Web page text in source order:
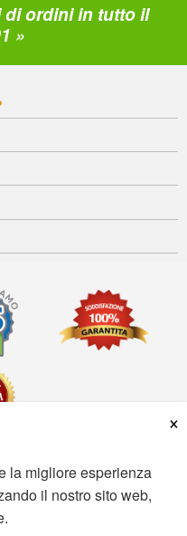
×
la migliore esperienza
il nostro sito web,
di ordini in tutto il
»
Tutela della privacy